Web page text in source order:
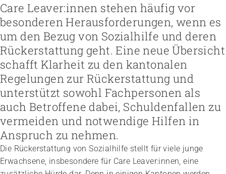
Personal rekrutieren und führen
Arbeit und Betriebskultur gestalten
Betrieb führen und Recht umsetzen
Sicherheit gewährleisten
Finanzierung regeln
Angebote bewerben
Angebote entwickeln
Nachhaltigkeit fördern
Einkauf organisieren
Berufliche Inklusion fördern
Mit Angehörigen arbeiten
Lebensende gestalten
Übergänge gestalten
Empowerment stärken
Gesundheitsfragen angehen
Integrität schützen
Bei Demenz begleiten
Psychische Gesundheit fördern
Höhere Fachschule Kindheitspädagogik
Höhere Fachschule Gemeindeanimation
Praxispartner werden
Praxispartner finden
Sozial- und Selbstkompetenz
Führung und Management
Kindheits- und Sozialpädagogik
Pflege und Betreuung
Gastronomie und Hauswirtschaft
Weiterbildungen in Ihrer Institution
Laufbahnberatung
Föderation
Team
Arbeiten bei ARTISET
Mitgliedschaft
Vision, Mission, Werte
Politik und Positionen
Zusammenarbeit
Projekte
Care Leaver:innen stehen häufig vor
besonderen Herausforderungen, wenn es
um den Bezug von Sozialhilfe und deren
Rückerstattung geht. Eine neue Übersicht
schafft Klarheit zu den kantonalen
Regelungen zur Rückerstattung und
unterstützt sowohl Fachpersonen als
auch Betroffene dabei, Schuldenfallen zu
vermeiden und notwendige Hilfen in
Anspruch zu nehmen.
Die Rückerstattung von Sozialhilfe stellt für viele junge
Erwachsene, insbesondere für Care Leaver:innen, eine